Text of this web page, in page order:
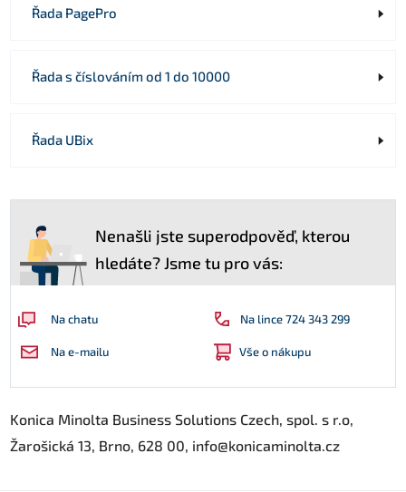
Řada PagePro
Řada s číslováním od 1 do 10000
Řada UBix
Nenašli jste superodpověď, kterou
hledáte? Jsme tu pro vás:
Na chatu Na lince 724 343 299
Na e-mailu Vše o nákupu
Konica Minolta Business Solutions Czech, spol. s r.o,
Žarošická 13, Brno, 628 00, info@konicaminolta.cz